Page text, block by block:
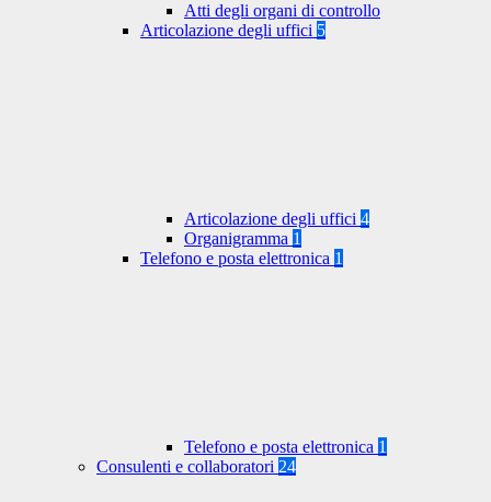
Atti degli organi di controllo
Articolazione degli uffici 5
Articolazione degli uffici 4
Organigramma 1
Telefono e posta elettronica 1
Telefono e posta elettronica 1
Consulenti e collaboratori 24